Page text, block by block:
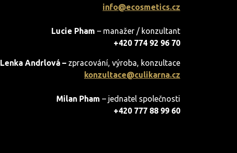
info@ecosmetics.cz
Lucie Pham – manažer / konzultant
+420 774 92 96 70
Lenka Andrlová – zpracování, výroba, konzultace
konzultace@culikarna.cz
Milan Pham – jednatel společnosti
+420 777 88 99 60